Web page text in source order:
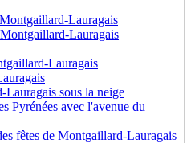
Lauragais
Lauragais
Lauragais
sous la neige
Pyrénées avec l'avenue du
fêtes de Montgaillard-Lauragais